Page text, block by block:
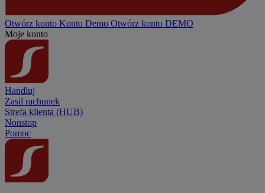
Otwórz konto Konto Demo Otwórz konto DEMO
Moje konto
Handluj
Zasil rachunek
Strefa klienta (HUB)
Nonstop
Pomoc